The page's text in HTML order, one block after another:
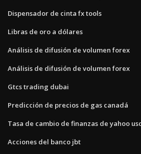
Dispensador de cinta fx tools
Libras de oro a dólares
Análisis de difusión de volumen forex
Análisis de difusión de volumen forex
Gtcs trading dubai
Predicción de precios de gas canadá
Tasa de cambio de finanzas de yahoo
Acciones del banco jbt